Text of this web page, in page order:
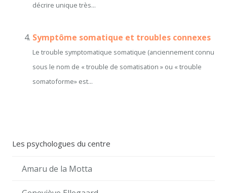
décrire unique très...
Symptôme somatique et troubles connexes
Le trouble symptomatique somatique (anciennement connu
sous le nom de « trouble de somatisation » ou « trouble
somatoforme» est...
Les psychologues du centre
Amaru de la Motta